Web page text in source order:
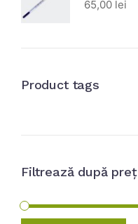
65,00 lei
Product tags
Filtrează după preț